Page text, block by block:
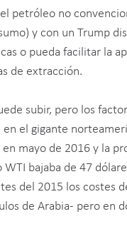
petróleo no
y con un Trump
o pueda facilitar la
de extracción.
subir, pero los
el gigante
mayo de 2016 y la
bajaba de 47
del 2015 los costes
de Arabia- pero en